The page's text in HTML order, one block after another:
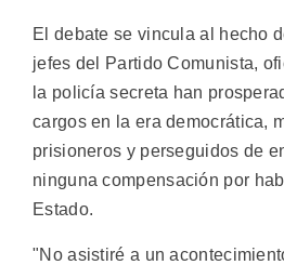
El debate se vincula al hecho
jefes del Partido Comunista,
la policía secreta han
cargos en la era democrática,
prisioneros y perseguidos de
ninguna compensación por
Estado.
"No asistiré a un